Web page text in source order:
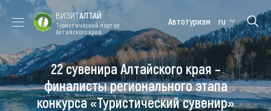
Форум VISIT
ALTAI
Цветение
маральника
Медицинский
форум
Алтайская
зимовка
Туры
ВИЗИТАЛТАЙ
Туристический портал
Алтайского края
Автотуризм ru
22 сувенира Алтайского края –
финалисты регионального этапа
конкурса «Туристический сувенир»